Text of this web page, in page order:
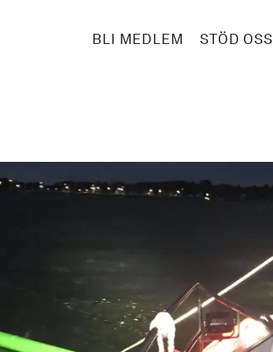
BLI MEDLEM STÖD OSS